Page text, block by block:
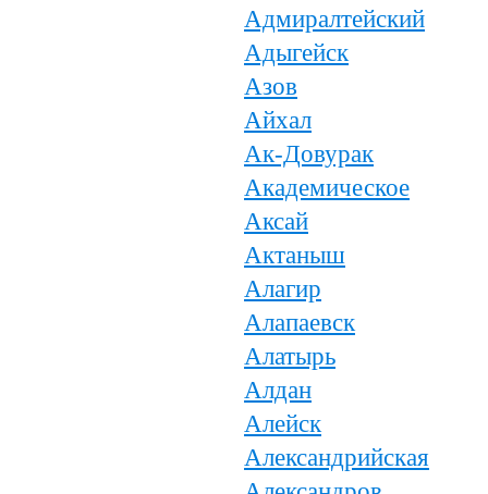
Адмиралтейский
Адыгейск
Азов
Айхал
Ак-Довурак
Академическое
Аксай
Актаныш
Алагир
Алапаевск
Алатырь
Алдан
Алейск
Александрийская